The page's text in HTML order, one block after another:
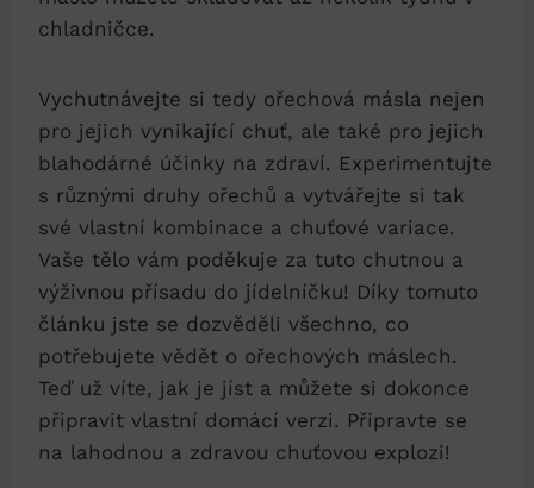
chladničce.
Vychutnávejte si tedy ořechová másla nejen
pro jejich vynikající chuť, ale také pro jejich
blahodárné účinky na zdraví. Experimentujte
s různými druhy ořechů a vytvářejte si tak
své vlastní kombinace a chuťové variace.
Vaše tělo vám poděkuje za tuto chutnou a
výživnou přísadu do jídelníčku! Díky tomuto
článku jste se dozvěděli všechno, co
potřebujete vědět o ořechových máslech.
Teď už víte, jak je jíst a můžete si dokonce
připravit vlastní domácí verzi. Připravte se
na lahodnou a zdravou chuťovou explozi!